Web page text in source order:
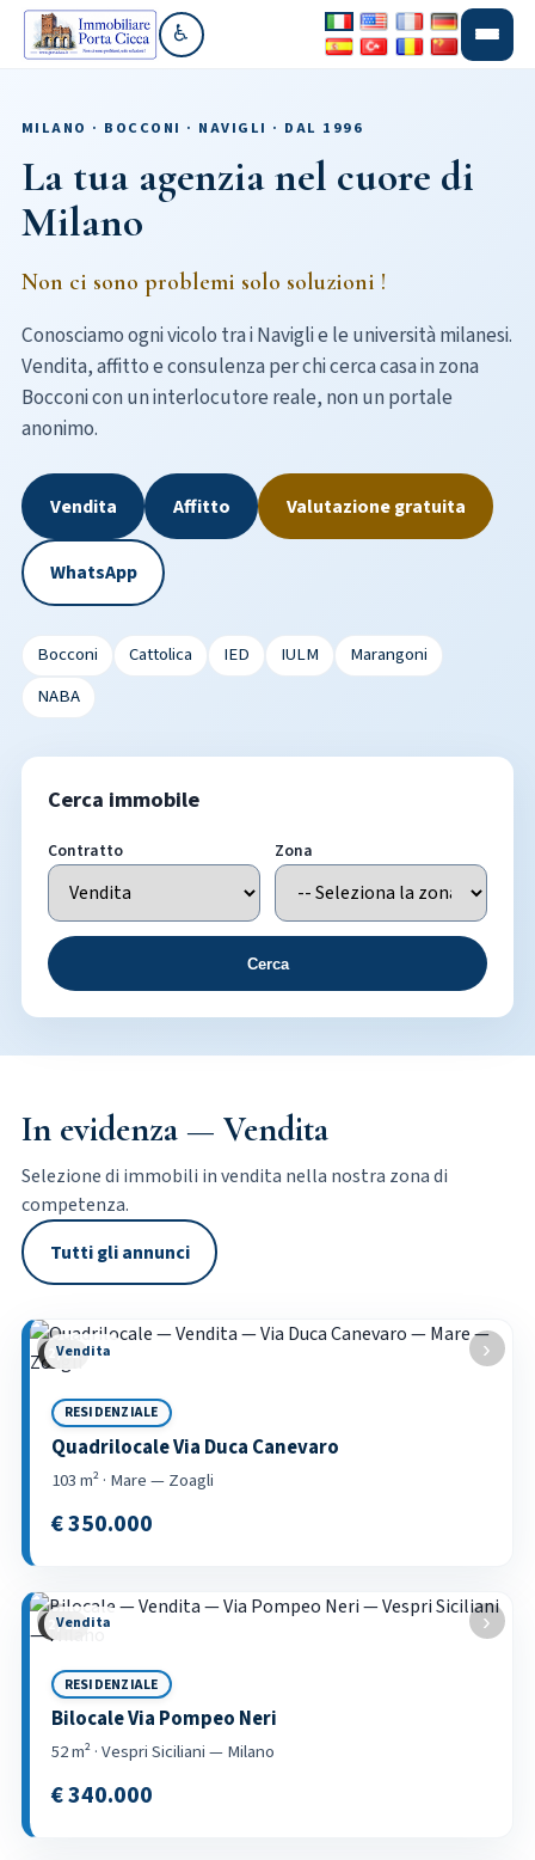
♿Vai alla sezione accessibilità
MILANO · BOCCONI · NAVIGLI · DAL 1996
La tua agenzia nel cuore di
Milano
Non ci sono problemi solo soluzioni !
Conosciamo ogni vicolo tra i Navigli e le università milanesi.
Vendita, affitto e consulenza per chi cerca casa in zona
Bocconi con un interlocutore reale, non un portale
anonimo.
Vendita Affitto Valutazione gratuita
WhatsApp
Bocconi Cattolica IED IULM
Marangoni
NABA
Cerca immobile
Contratto Zona
Cerca
In evidenza — Vendita
Selezione di immobili in vendita nella nostra zona di
competenza.
Tutti gli annunci
‹ ›
2 / 32
Vendita
RESIDENZIALE
Quadrilocale Via Duca Canevaro
103 m² · Mare — Zoagli
€ 350.000
‹ ›
2 / 21
Vendita
RESIDENZIALE
Bilocale Via Pompeo Neri
52 m² · Vespri Siciliani — Milano
€ 340.000